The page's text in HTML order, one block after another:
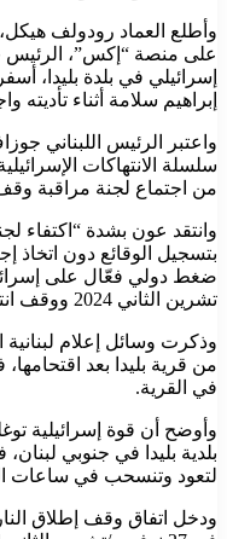
وأطلع العماد رودولف
على منصة “إكس”،
إسرائيلي في بلدة بليدا،
إبراهيم سلامة أثناء تأديته
واعتبر الرئيس اللبناني
سلسلة الانتهاكات
من اجتماع لجنة مراقبة وقف
وانتقد عون بشدة “اكتفاء
بتسجيل الوقائع دون اتخاذ
ضغط دولي فعّال على
تشرين الثاني 2024 ووقف انتهاكات السيادة اللبنانية فورًا.
وذكرت وسائل إعلام
من قرية بليدا بعد
في القرية.
وأوضح أن قوة إسرائيلية
بلدية بليدا في جنوبي
لتعود وتنسحب في ساعات
ودخل اتفاق وقف إطلاق